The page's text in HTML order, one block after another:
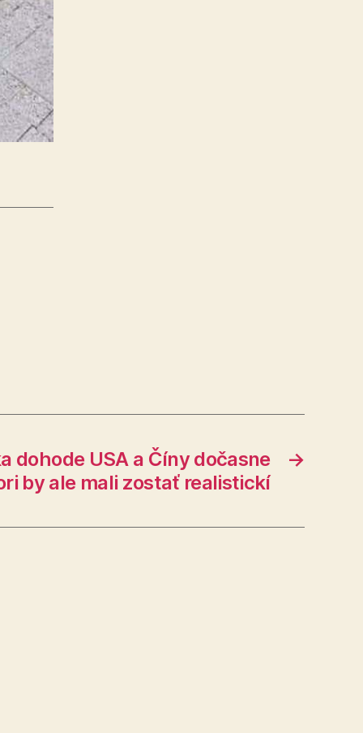
→
dohode USA a Číny dočasne
by ale mali zostať realistickí